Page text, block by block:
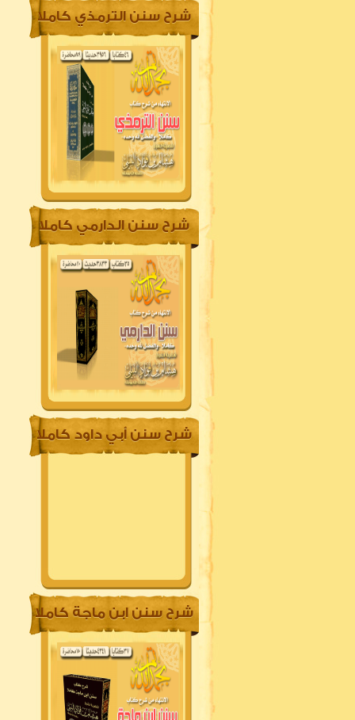
شرح سنن الترمذي كاملا
شرح سنن الدارمي كاملا
شرح سنن أبي داود كاملا
شرح سنن ابن ماجة كاملا